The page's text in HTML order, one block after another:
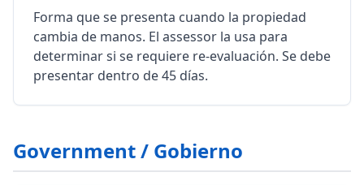
Forma que se presenta cuando la propiedad
cambia de manos. El assessor la usa para
determinar si se requiere re-evaluación. Se debe
presentar dentro de 45 días.
Government / Gobierno